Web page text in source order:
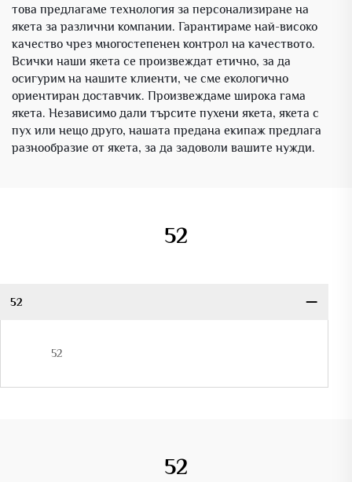
това предлагаме технология за персонализиране на
якета за различни компании. Гарантираме най-високо
качество чрез многостепенен контрол на качеството.
Всички наши якета се произвеждат етично, за да
осигурим на нашите клиенти, че сме екологично
ориентиран доставчик. Произвеждаме широка гама
якета. Независимо дали търсите пухени якета, якета с
пух или нещо друго, нашата предана екипаж предлага
разнообразие от якета, за да задоволи вашите нужди.
52
52
52
52